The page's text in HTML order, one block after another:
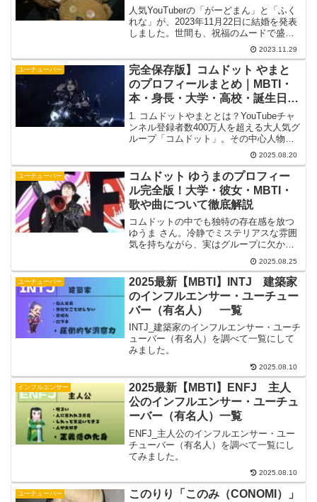
人気YouTuberの「がーどまん」と「ふく
れな」が、2023年11月22日に結婚を発表
しました。世間も、祝福のムードで盛り
上がっていますね。今まで公表されてい
なかった２人の関係。いつから交際され
ていたのでしょうか？気になる方も多い
のかTi...
2023.11.29
ユーチューバー
完全保存版】コムドット やまと
のプロフィールまとめ｜MBTI・
本・身長・大学・高校・誕生日を
徹底解説！
1. コムドットやまととは？YouTubeチャ
ンネル登録者数400万人を超える大人気グ
ループ「コムドット」。その中心人物と
してグループを牽引しているのがリーダ
ー・やまとです。企画力、カリスマ性、
そして頭脳派としての存在感から「コム
ドットの顔...
2025.08.20
ユーチューバー
コムドット ゆうまのプロフィー
ル完全版！大学・彼女・MBTI・
歌や曲について徹底解説
コムドットの中でも独特の存在感を放つ
ゆうま さん。冷静でミステリアスな雰囲
気を持ちながら、実はグループに欠かせ
ないムードメーカーとしても人気です。
この記事では、ゆうまさんの 本名・大
学・彼女・MBTI診断結果・音楽活動 に
ついて、検索で多...
2025.08.25
ユーチューバー
2025最新【MBTI】INTJ 建築家
のインフルエンサー・ユーチュー
バー（有名人） 一覧
INTJ_建築家のインフルエンサー・ユーチ
ューバー（有名人）を調べて一覧にして
みました。
2025.08.10
インフルエンサー
2025最新【MBTI】ENFJ 主人
公のインフルエンサー・ユーチュ
ーバー（有名人）一覧
ENFJ_主人公のインフルエンサー・ユー
チューバー（有名人）を調べて一覧にし
てみました。
2025.08.10
ユーチューバー
このりり「このみ（CONOMI）」